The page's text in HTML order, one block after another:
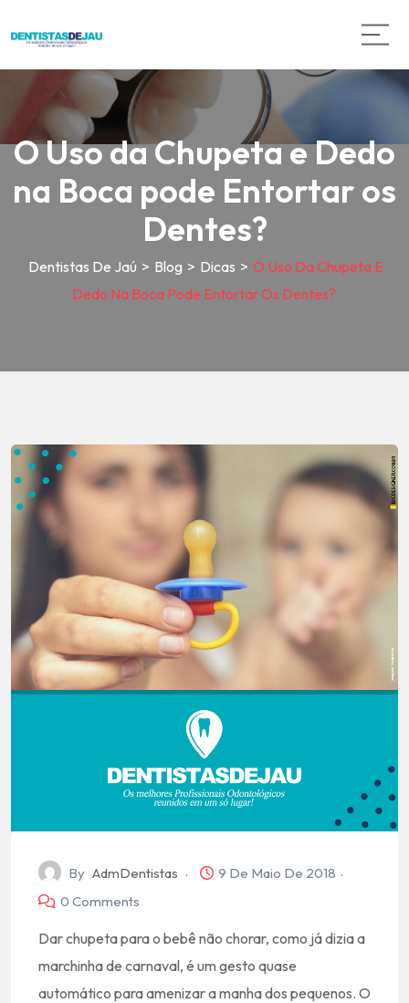
O Uso da Chupeta e Dedo
na Boca pode Entortar os
Dentes?
Dentistas De Jaú > Blog > Dicas > O Uso Da Chupeta E
Dedo Na Boca Pode Entortar Os Dentes?
By AdmDentistas
9 De Maio De 2018
0 Comments
Dar chupeta para o bebê não chorar, como já dizia a
marchinha de carnaval, é um gesto quase
automático para amenizar a manha dos pequenos. O